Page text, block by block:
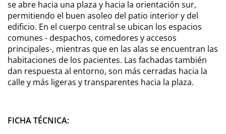
se abre hacia una plaza y hacia la orientación sur,
permitiendo el buen asoleo del patio interior y del
edificio. En el cuerpo central se ubican los espacios
comunes - despachos, comedores y accesos
principales-, mientras que en las alas se encuentran las
habitaciones de los pacientes. Las fachadas también
dan respuesta al entorno, son más cerradas hacia la
calle y más ligeras y transparentes hacia la plaza.
FICHA TÉCNICA: